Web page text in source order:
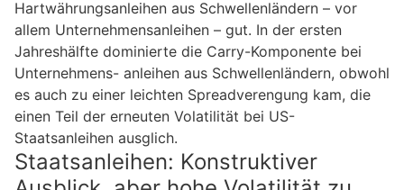
Hartwährungsanleihen aus Schwellenländern – vor
allem Unternehmensanleihen – gut. In der ersten
Jahreshälfte dominierte die Carry-Komponente bei
Unternehmens- anleihen aus Schwellenländern, obwohl
es auch zu einer leichten Spreadverengung kam, die
einen Teil der erneuten Volatilität bei US-
Staatsanleihen ausglich.
Staatsanleihen: Konstruktiver